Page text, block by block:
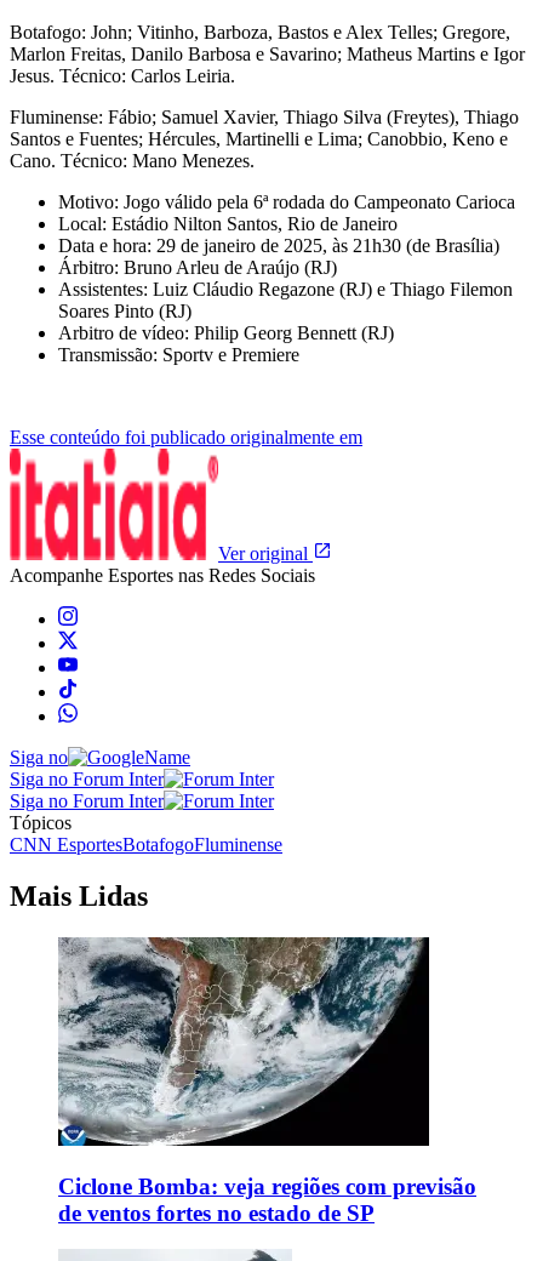
Botafogo: John; Vitinho, Barboza, Bastos e Alex Telles; Gregore,
Marlon Freitas, Danilo Barbosa e Savarino; Matheus Martins e Igor
Jesus. Técnico: Carlos Leiria.
Fluminense: Fábio; Samuel Xavier, Thiago Silva (Freytes), Thiago
Santos e Fuentes; Hércules, Martinelli e Lima; Canobbio, Keno e
Cano. Técnico: Mano Menezes.
Motivo: Jogo válido pela 6ª rodada do Campeonato Carioca
Local: Estádio Nilton Santos, Rio de Janeiro
Data e hora: 29 de janeiro de 2025, às 21h30 (de Brasília)
Árbitro: Bruno Arleu de Araújo (RJ)
Assistentes: Luiz Cláudio Regazone (RJ) e Thiago Filemon
Soares Pinto (RJ)
Arbitro de vídeo: Philip Georg Bennett (RJ)
Transmissão: Sportv e Premiere
Esse conteúdo foi publicado originalmente em
Ver original
Acompanhe Esportes nas Redes Sociais
Siga no
Siga no Forum Inter
Siga no Forum Inter
Tópicos
CNN EsportesBotafogoFluminense
Mais Lidas
Ciclone Bomba: veja regiões com previsão
de ventos fortes no estado de SP